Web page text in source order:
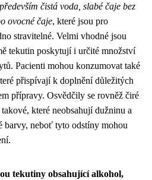
čistá voda, slabé čaje bez
ovocné čaje, které jsou pro
stravitelné. Velmi vhodné jsou
tekutin poskytují i určité množství
Pacienti mohou konzumovat také
přispívají k doplnění důležitých
přípravy. Osvědčily se rovněž čiré
které neobsahují dužninu a
barvy, neboť tyto odstíny mohou
tekutiny obsahující alkohol,